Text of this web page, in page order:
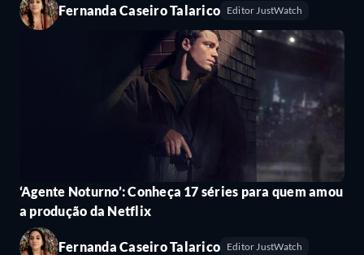
Fernanda Caseiro Talarico Editor JustWatch
‘Agente Noturno’: Conheça 17 séries para quem amou
a produção da Netflix
Fernanda Caseiro Talarico Editor JustWatch